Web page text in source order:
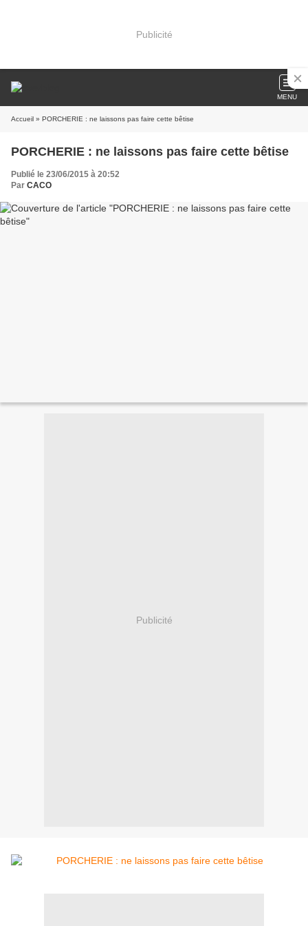
Publicité
MENU
Accueil » PORCHERIE : ne laissons pas faire cette bêtise
PORCHERIE : ne laissons pas faire cette bêtise
Publié le 23/06/2015 à 20:52
Par CACO
Publicité